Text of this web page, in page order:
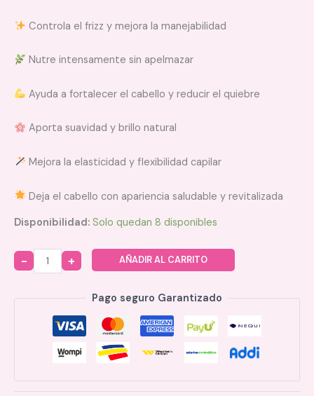
Controla el frizz y mejora la manejabilidad
Nutre intensamente sin apelmazar
Ayuda a fortalecer el cabello y reducir el quiebre
Aporta suavidad y brillo natural
Mejora la elasticidad y flexibilidad capilar
Deja el cabello con apariencia saludable y revitalizada
Disponibilidad: Solo quedan 8 disponibles
Quantity
AÑADIR AL CARRITO
Pago seguro Garantizado